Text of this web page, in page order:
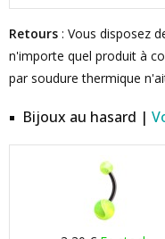
Retours : Vous disposez
n'importe quel produit à
par soudure thermique
Bijoux au hasard |